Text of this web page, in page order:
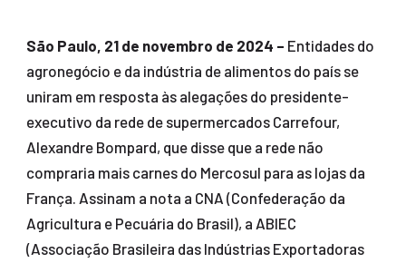
São Paulo, 21 de novembro de 2024 – Entidades do
agronegócio e da indústria de alimentos do país se
uniram em resposta às alegações do presidente-
executivo da rede de supermercados Carrefour,
Alexandre Bompard, que disse que a rede não
compraria mais carnes do Mercosul para as lojas da
França. Assinam a nota a CNA (Confederação da
Agricultura e Pecuária do Brasil), a ABIEC
(Associação Brasileira das Indústrias Exportadoras